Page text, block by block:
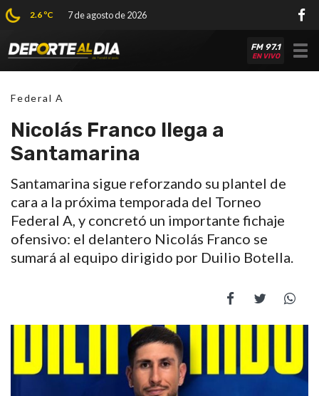
2.6 ºC 7 de agosto de 2026
FM 97.1
EN VIVO
Federal A
Nicolás Franco llega a
Santamarina
Santamarina sigue reforzando su plantel de
cara a la próxima temporada del Torneo
Federal A, y concretó un importante fichaje
ofensivo: el delantero Nicolás Franco se
sumará al equipo dirigido por Duilio Botella.